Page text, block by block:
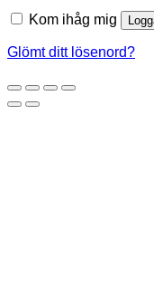
Kom ihåg mig
Glömt ditt lösenord?